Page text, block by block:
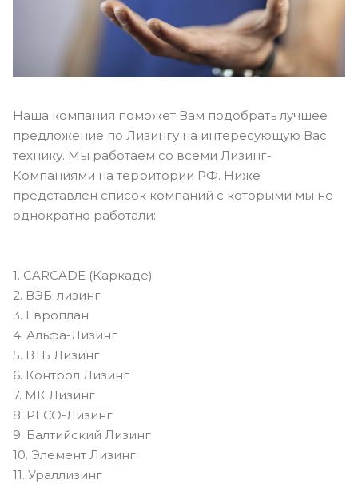
Наша компания поможет Вам подобрать лучшее
предложение по Лизингу на интересующую Вас
технику. Мы работаем со всеми Лизинг-
Компаниями на территории РФ. Ниже
представлен список компаний с которыми мы не
однократно работали:
1. CARCADE (Каркаде)
2. ВЭБ-лизинг
3. Европлан
4. Альфа-Лизинг
5. ВТБ Лизинг
6. Контрол Лизинг
7. МК Лизинг
8. РЕСО-Лизинг
9. Балтийский Лизинг
10. Элемент Лизинг
11. Ураллизинг